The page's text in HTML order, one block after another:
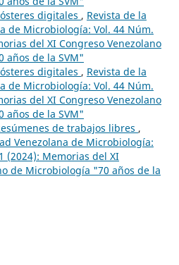
digitales , Revista de la
de Microbiología: Vol. 44 Núm.
del XI Congreso Venezolano
años de la SVM"
digitales , Revista de la
de Microbiología: Vol. 44 Núm.
del XI Congreso Venezolano
años de la SVM"
de trabajos libres ,
Venezolana de Microbiología:
(2024): Memorias del XI
de Microbiología "70 años de la